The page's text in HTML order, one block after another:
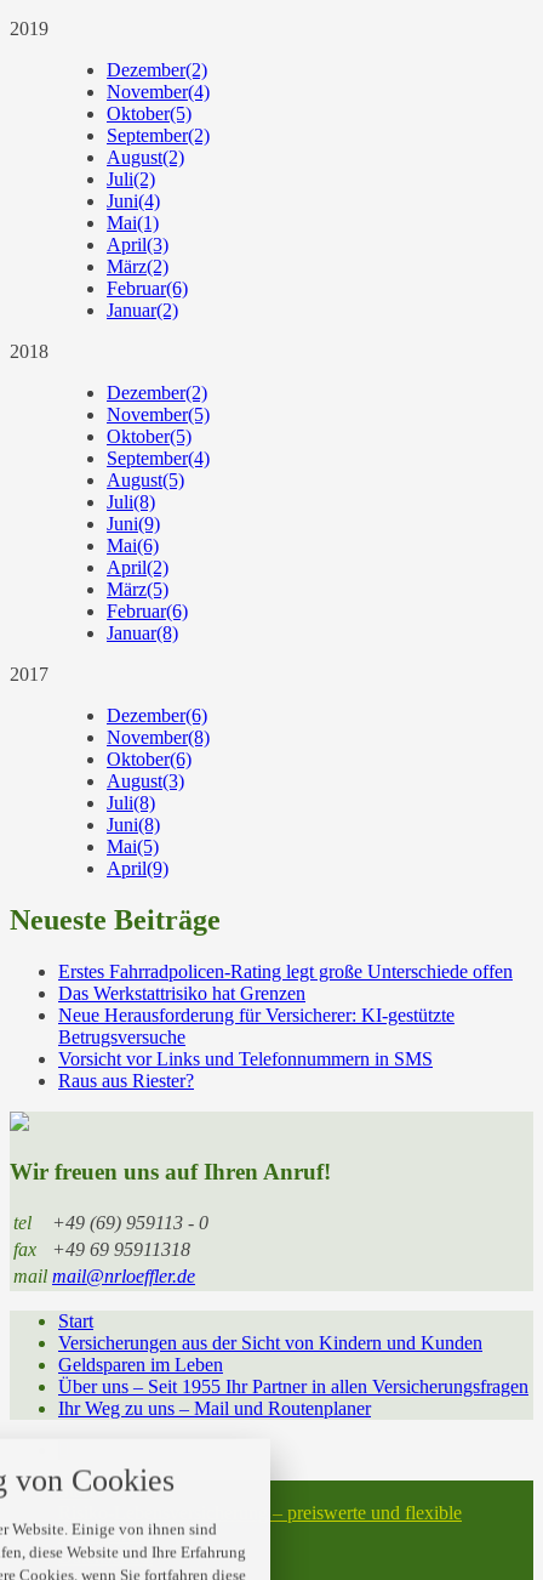
2019
Dezember(2)
November(4)
Oktober(5)
September(2)
August(2)
Juli(2)
Juni(4)
Mai(1)
April(3)
März(2)
Februar(6)
Januar(2)
2018
Dezember(2)
November(5)
Oktober(5)
September(4)
August(5)
Juli(8)
Juni(9)
Mai(6)
April(2)
März(5)
Februar(6)
Januar(8)
2017
Dezember(6)
November(8)
Oktober(6)
August(3)
Juli(8)
Juni(8)
Mai(5)
April(9)
Neueste Beiträge
Erstes Fahrradpolicen-Rating legt große Unterschiede offen
Das Werkstattrisiko hat Grenzen
Neue Herausforderung für Versicherer: KI-gestützte
Betrugsversuche
Vorsicht vor Links und Telefonnummern in SMS
Raus aus Riester?
Wir freuen uns auf Ihren Anruf!
tel
+49 (69) 959113 - 0
fax
+49 69 95911318
mail mail@nrloeffler.de
Start
Versicherungen aus der Sicht von Kindern und Kunden
Geldsparen im Leben
Über uns – Seit 1955 Ihr Partner in allen Versicherungsfragen
Ihr Weg zu uns – Mail und Routenplaner
Start
Risiko-Lebensversicherung – preiswerte und flexible
Absicherung
Datenschutz
von Cookies
Website. Einige von ihnen sind
diese Website und Ihre Erfahrung
Cookies, wenn Sie fortfahren diese
alle verwendeten Cookies und
Kategorien zu akzeptieren